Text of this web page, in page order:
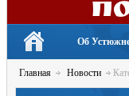
Об
Главная Новости